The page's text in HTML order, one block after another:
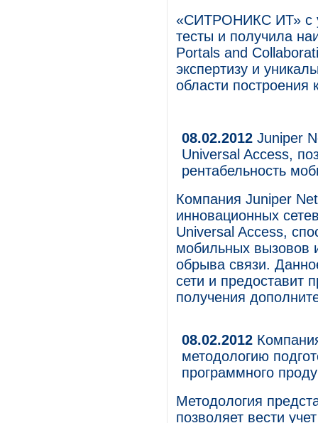
«СИТРОНИКС ИТ» с
тесты и получила
Portals and
экспертизу и
области построения
08.02.2012 Juniper
Universal Access,
рентабельность
Компания Juniper
инновационных
Universal Access,
мобильных вызовов
обрыва связи.
сети и предоставит
получения
08.02.2012
методологию
программного
Методология
позволяет вести